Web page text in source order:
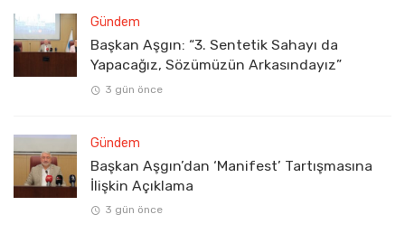
Gündem
Başkan Aşgın: “3. Sentetik Sahayı da
Yapacağız, Sözümüzün Arkasındayız”
3 gün önce
Gündem
Başkan Aşgın’dan ‘Manifest’ Tartışmasına
İlişkin Açıklama
3 gün önce